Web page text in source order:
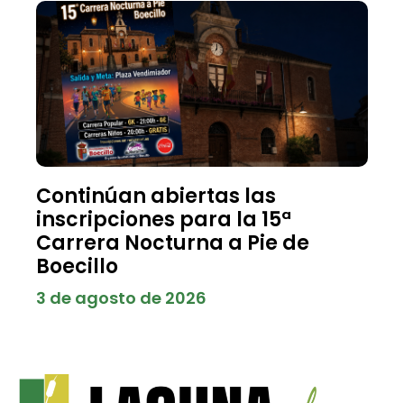
Continúan abiertas las
inscripciones para la 15ª
Carrera Nocturna a Pie de
Boecillo
3 de agosto de 2026